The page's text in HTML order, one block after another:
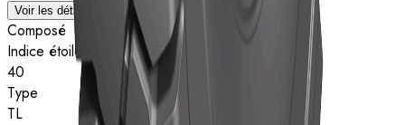
Voir les détails
Composé
Indice étoiles
40
Type
TL